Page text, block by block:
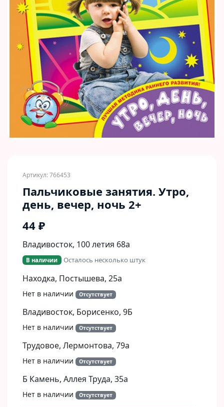
Артикул: 766453
Пальчиковые занятия. Утро,
день, вечер, ночь 2+
44 ₽
Владивосток, 100 летия 68а
В наличии Осталось несколько штук
Находка, Постышева, 25а
Нет в наличии Отсутствует
Владивосток, Борисенко, 9Б​
Нет в наличии Отсутствует
Трудовое, Лермонтова, 79а
Нет в наличии Отсутствует
Б Камень, Аллея Труда, 35а
Нет в наличии Отсутствует